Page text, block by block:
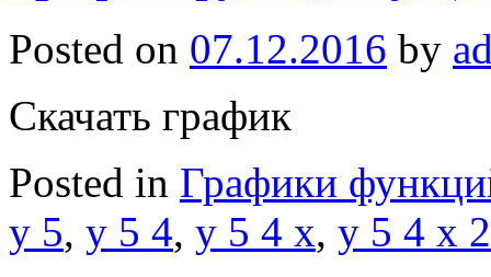
Posted on 07.12.2016 by
Скачать график
Posted in Графики
y 5, y 5 4, y 5 4 x, y 5 4 x 2